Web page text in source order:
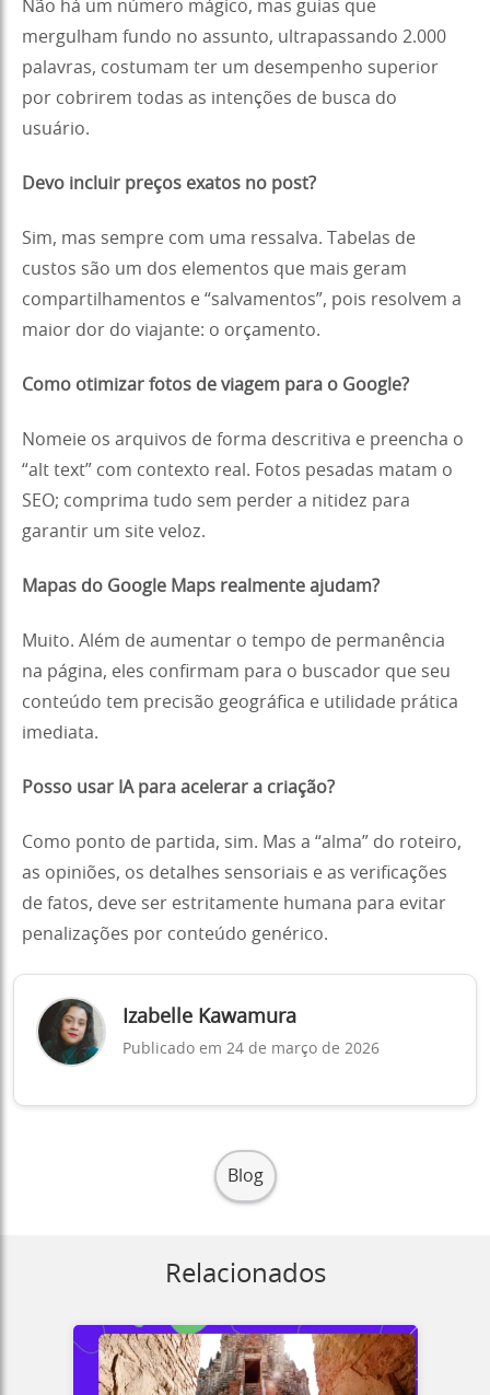
Não há um número mágico, mas guias que
mergulham fundo no assunto, ultrapassando 2.000
palavras, costumam ter um desempenho superior
por cobrirem todas as intenções de busca do
usuário.
Devo incluir preços exatos no post?
Sim, mas sempre com uma ressalva. Tabelas de
custos são um dos elementos que mais geram
compartilhamentos e “salvamentos”, pois resolvem a
maior dor do viajante: o orçamento.
Como otimizar fotos de viagem para o Google?
Nomeie os arquivos de forma descritiva e preencha o
“alt text” com contexto real. Fotos pesadas matam o
SEO; comprima tudo sem perder a nitidez para
garantir um site veloz.
Mapas do Google Maps realmente ajudam?
Muito. Além de aumentar o tempo de permanência
na página, eles confirmam para o buscador que seu
conteúdo tem precisão geográfica e utilidade prática
imediata.
Posso usar IA para acelerar a criação?
Como ponto de partida, sim. Mas a “alma” do roteiro,
as opiniões, os detalhes sensoriais e as verificações
de fatos, deve ser estritamente humana para evitar
penalizações por conteúdo genérico.
Izabelle Kawamura
Publicado em 24 de março de 2026
Blog
Relacionados